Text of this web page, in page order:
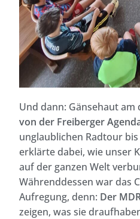
Und dann: Gänsehaut am
von der Freiberger
unglaublichen Radtour
erklärte dabei, wie unser
auf der ganzen Welt
Währenddessen war das
Aufregung, denn: Der
zeigen, was sie